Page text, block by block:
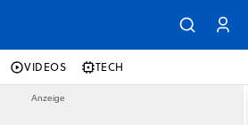
VIDEOS TECH